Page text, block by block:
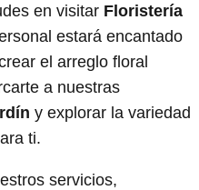
en visitar Floristería
estará encantado
el arreglo floral
a nuestras
y explorar la variedad
ti.
servicios,